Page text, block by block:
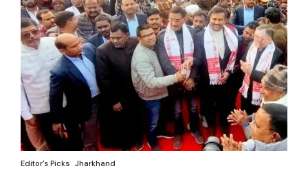
Editor's Picks Jharkhand